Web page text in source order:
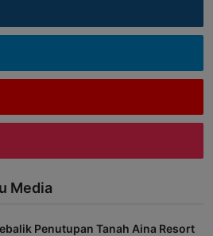
Media
Penutupan Tanah Aina Resort